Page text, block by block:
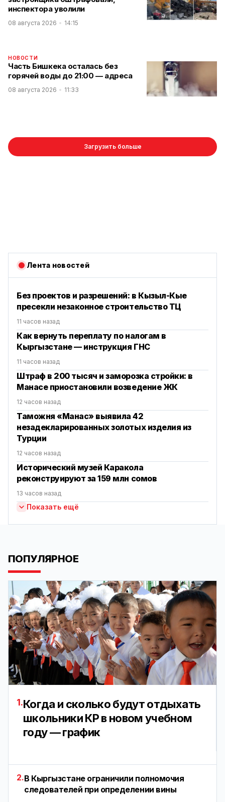
инспектора уволили
08 августа 2026 14:15
НОВОСТИ
Часть Бишкека осталась без
горячей воды до 21:00 — адреса
08 августа 2026 11:33
Загрузить больше
Лента новостей
Без проектов и разрешений: в Кызыл-Кые
пресекли незаконное строительство ТЦ
11 часов назад
Как вернуть переплату по налогам в
Кыргызстане — инструкция ГНС
11 часов назад
Штраф в 200 тысяч и заморозка стройки: в
Манасе приостановили возведение ЖК
12 часов назад
Таможня «Манас» выявила 42
незадекларированных золотых изделия из
Турции
12 часов назад
Исторический музей Каракола
реконструируют за 159 млн сомов
13 часов назад
Показать ещё
ПОПУЛЯРНОЕ
1.Когда и сколько будут отдыхать
школьники КР в новом учебном
году — график
2.В Кыргызстане ограничили полномочия
следователей при определении вины